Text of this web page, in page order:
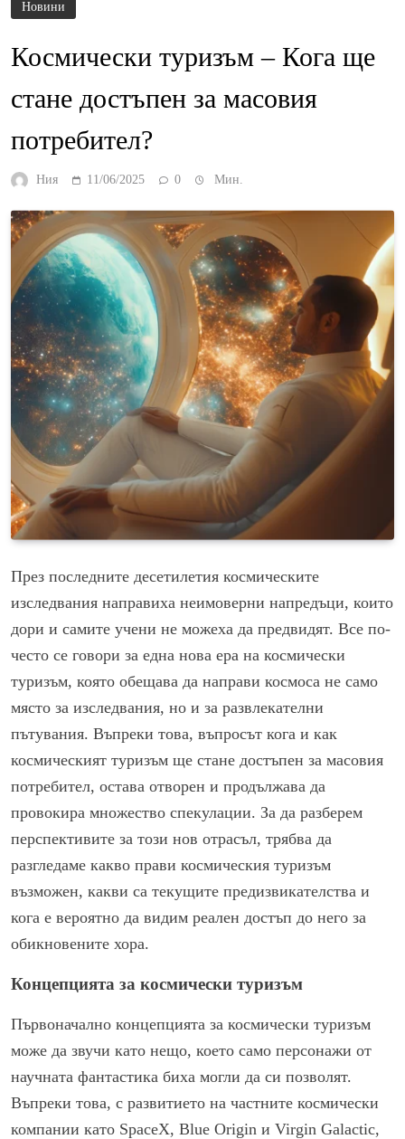
Новини
Космически туризъм – Кога ще
стане достъпен за масовия
потребител?
Ния 11/06/2025 0 Мин.
През последните десетилетия космическите
изследвания направиха неимоверни напредъци, които
дори и самите учени не можеха да предвидят. Все по-
често се говори за една нова ера на космически
туризъм, която обещава да направи космоса не само
място за изследвания, но и за развлекателни
пътувания. Въпреки това, въпросът кога и как
космическият туризъм ще стане достъпен за масовия
потребител, остава отворен и продължава да
провокира множество спекулации. За да разберем
перспективите за този нов отрасъл, трябва да
разгледаме какво прави космическия туризъм
възможен, какви са текущите предизвикателства и
кога е вероятно да видим реален достъп до него за
обикновените хора.
Концепцията за космически туризъм
Първоначално концепцията за космически туризъм
може да звучи като нещо, което само персонажи от
научната фантастика биха могли да си позволят.
Въпреки това, с развитието на частните космически
компании като SpaceX, Blue Origin и Virgin Galactic,